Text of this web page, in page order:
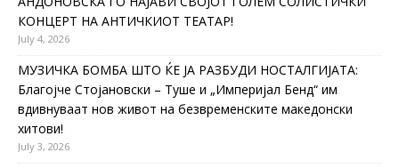
КОНЦЕРТ НА АНТИЧКИОТ ТЕАТАР!
July 4, 2026
МУЗИЧКА БОМБА ШТО ЌЕ ЈА РАЗБУДИ НОСТАЛГИЈАТА:
Благојче Стојановски – Туше и „Империјал Бенд“ им
вдивнуваат нов живот на безвременските македонски
хитови!
July 3, 2026